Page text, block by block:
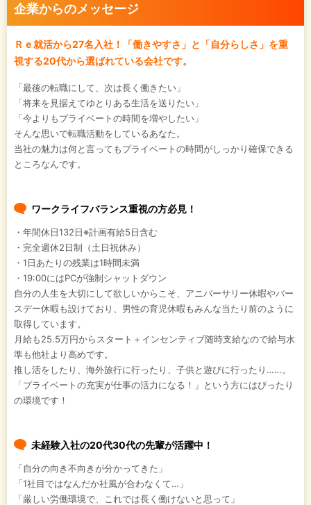
企業からのメッセージ
Ｒｅ就活から27名入社！「働きやすさ」と「自分らしさ」を重
視する20代から選ばれている会社です。
「最後の転職にして、次は長く働きたい」
「将来を見据えてゆとりある生活を送りたい」
「今よりもプライベートの時間を増やしたい」
そんな思いで転職活動をしているあなた。
当社の魅力は何と言ってもプライベートの時間がしっかり確保できる
ところなんです。
ワークライフバランス重視の方必見！
・年間休日132日※計画有給5日含む
・完全週休2日制（土日祝休み）
・1日あたりの残業は1時間未満
・19:00にはPCが強制シャットダウン
自分の人生を大切にして欲しいからこそ、アニバーサリー休暇やバー
スデー休暇も設けており、男性の育児休暇もみんな当たり前のように
取得しています。
月給も25.5万円からスタート＋インセンティブ随時支給なので給与水
準も他社より高めです。
推し活をしたり、海外旅行に行ったり、子供と遊びに行ったり……。
「プライベートの充実が仕事の活力になる！」という方にはぴったり
の環境です！
未経験入社の20代30代の先輩が活躍中！
「自分の向き不向きが分かってきた」
「1社目ではなんだか社風が合わなくて…」
「厳しい労働環境で、これでは長く働けないと思って」